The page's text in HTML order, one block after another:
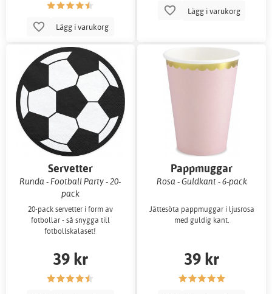
Lägg i varukorg
Lägg i varukorg
Servetter
Runda - Football Party - 20-
pack
20-pack servetter i form av
fotbollar - så snygga till
fotbollskalaset!
39 kr
Pappmuggar
Rosa - Guldkant - 6-pack
Jättesöta pappmuggar i ljusrosa
med guldig kant.
39 kr